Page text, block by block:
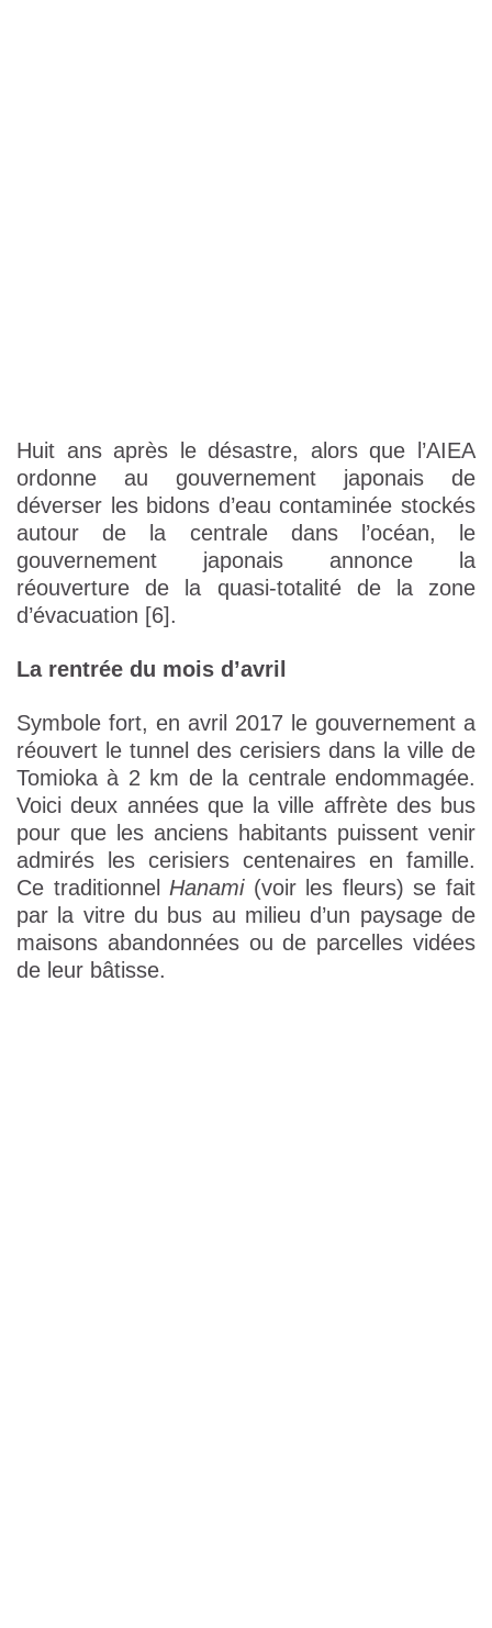
Huit ans après le désastre, alors que l’AIEA
ordonne au gouvernement japonais de
déverser les bidons d’eau contaminée stockés
autour de la centrale dans l’océan, le
gouvernement japonais annonce la
réouverture de la quasi-totalité de la zone
d’évacuation [6].
La rentrée du mois d’avril
Symbole fort, en avril 2017 le gouvernement a
réouvert le tunnel des cerisiers dans la ville de
Tomioka à 2 km de la centrale endommagée.
Voici deux années que la ville affrète des bus
pour que les anciens habitants puissent venir
admirés les cerisiers centenaires en famille.
Ce traditionnel Hanami(voir les fleurs) se fait
par la vitre du bus au milieu d’un paysage de
maisons abandonnées ou de parcelles vidées
de leur bâtisse.